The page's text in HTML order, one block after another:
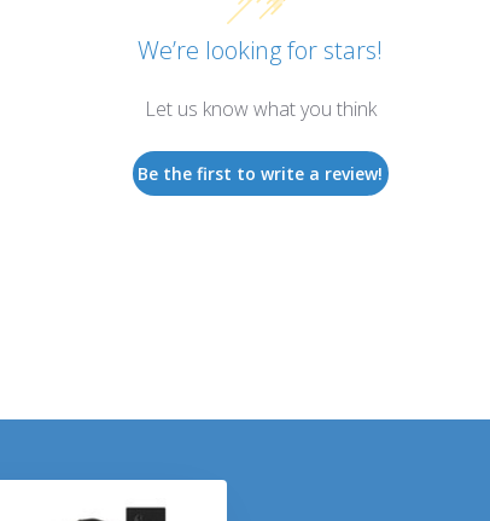
We’re looking for stars!
Let us know what you think
Be the first to write a review!